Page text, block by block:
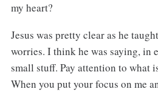
my heart?
Jesus was pretty clear as he
worries. I think he was saying, in
small stuff. Pay attention to what
When you put your focus on me